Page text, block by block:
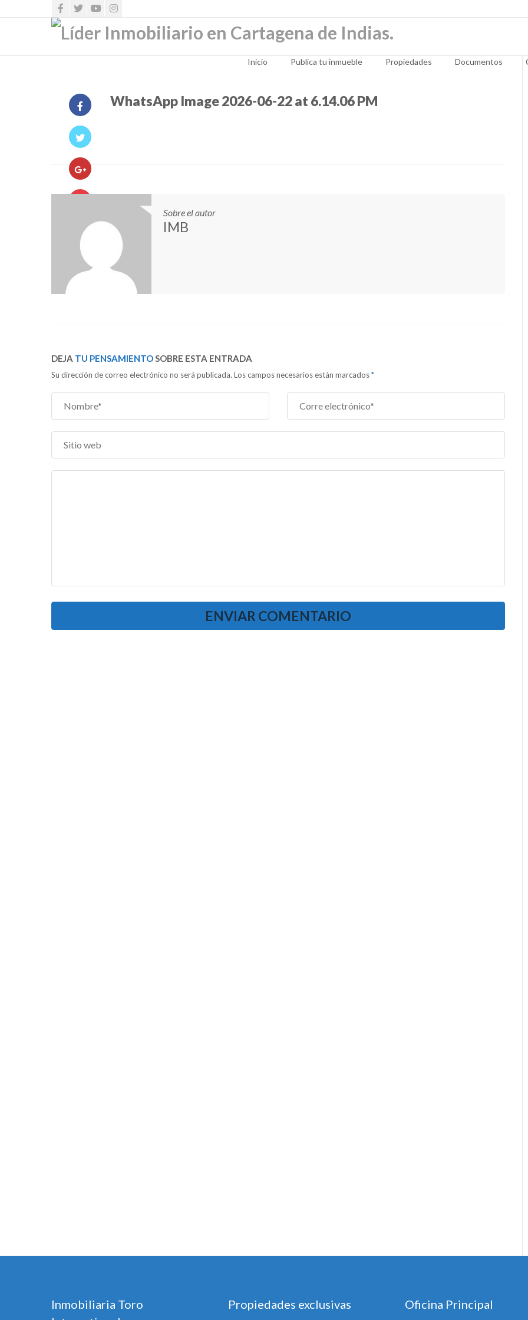
Inicio Publica tu inmueble Propiedades Documentos
WhatsApp Image 2026-06-22 at 6.14.06 PM
Sobre el autor
IMB
DEJA TU PENSAMIENTOSOBRE ESTA ENTRADA
Su dirección de correo electrónico no será publicada. Los campos necesarios están marcados*
Inmobiliaria Toro
Propiedades exclusivas Oficina Principal